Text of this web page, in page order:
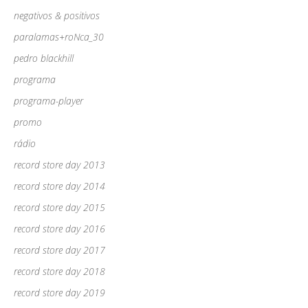
negativos & positivos
paralamas+roNca_30
pedro blackhill
programa
programa-player
promo
rádio
record store day 2013
record store day 2014
record store day 2015
record store day 2016
record store day 2017
record store day 2018
record store day 2019